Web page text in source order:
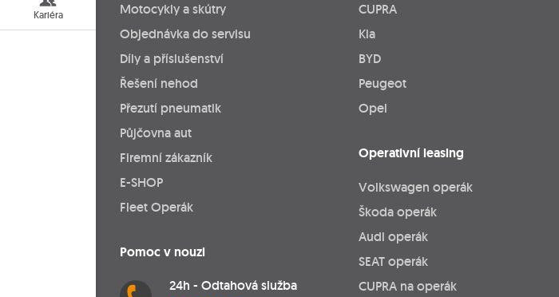
Kariéra
Motocykly a skútry
Objednávka do servisu
Díly a příslušenství
Řešení nehod
Přezutí pneumatik
Půjčovna aut
Firemní zákazník
E-SHOP
Fleet Operák
Pomoc v nouzi
24h - Odtahová služba
CUPRA
Kia
BYD
Peugeot
Opel
Operativní leasing
Volkswagen operák
Škoda operák
Audi operák
SEAT operák
CUPRA na operák